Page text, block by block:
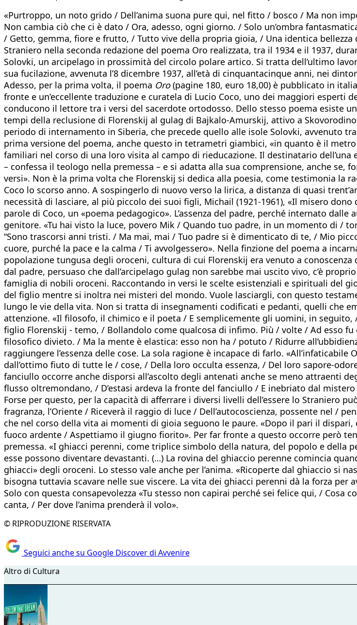
«Purtroppo, un noto grido / Dell’anima suona pure qui, nel fitto / bosco / Ma non
Non cambia ciò che ci è dato / Ora, adesso, ogni giorno. / Solo un’ombra
/ Getto, gemma, fiore e frutto, / Tutto vive della propria gioia, / Una identica
Straniero nella seconda redazione del poema Oro realizzata, tra il 1934 e il 1937,
Solovki, un arcipelago in prossimità del circolo polare artico. Si tratta dell’ultimo
sua fucilazione, avvenuta l’8 dicembre 1937, all’età di cinquantacinque anni, nei
Adesso, per la prima volta, il poema Oro(pagine 180, euro 18,00) è pubblicato in
fronte e un’eccellente traduzione e curatela di Lucio Coco, uno dei maggiori esperti
conducono il lettore tra i versi del sacerdote ortodosso. Dello stesso poema esiste
tempi della reclusione di Florenskij al gulag di Bajkalo-Amurskij, attivo a
periodo di internamento in Siberia, che precede quello alle isole Solovki, avvenuto
prima versione del poema, anche questo in tetrametri giambici, «in quanto è il
familiari nel corso di una loro visita al campo di rieducazione. Il destinatario
– confessa il teologo nella premessa – e si adatta alla sua comprensione, anche
versi». Non è la prima volta che Florenskij si dedica alla poesia, come testimonia la
Coco lo scorso anno. A sospingerlo di nuovo verso la lirica, a distanza di quasi
necessità di lasciare, al più piccolo dei suoi figli, Michail (1921-1961), «Il misero
parole di Coco, un «poema pedagogico». L’assenza del padre, perché internato
genitore. «Tu hai visto la luce, povero Mik / Quando tuo padre, in un momento di /
“Sono trascorsi anni tristi. / Ma mai, mai / Tuo padre si è dimenticato di te, / Mio
cuore, purché la pace e la calma / Ti avvolgessero». Nella finzione del poema a
popolazione tungusa degli oroceni, cultura di cui Florenskij era venuto a
dal padre, persuaso che dall’arcipelago gulag non sarebbe mai uscito vivo, c’è
famiglia di nobili oroceni. Raccontando in versi le scelte esistenziali e spirituali del
del figlio mentre si inoltra nei misteri del mondo. Vuole lasciargli, con questo
lungo le vie della vita. Non si tratta di insegnamenti codificati e pedanti, quelli che
attenzione. «Il filosofo, il chimico e il poeta / E semplicemente gli uomini, in
figlio Florenskij - temo, / Bollandolo come qualcosa di infimo. Più / volte / Ad esso
filosofico divieto. / Ma la mente è elastica: esso non ha / potuto / Ridurre
raggiungere l’essenza delle cose. La sola ragione è incapace di farlo.
dall’ottimo fiuto di tutte le / cose, / Della loro occulta essenza, / Del loro sapore-
fanciullo occorre anche disporsi all’ascolto degli antenati anche se meno attraenti
flusso oltremondano, / D’estasi ardeva la fronte del fanciullo / E inebriato dal
Forse per questo, per la capacità di afferrare i diversi livelli dell’essere lo Straniero
fragranza, l’Oriente / Riceverà il raggio di luce / Dell’autocoscienza, possente nel /
che nel corso della vita ai momenti di gioia seguono le paure. «Dopo il pari il
fuoco ardente / Aspettiamo il giugno fiorito». Per far fronte a questo occorre però
premessa. «I ghiacci perenni, come triplice simbolo della natura, del popolo e della
esse possono diventare devastanti. (…) La rovina del ghiaccio perenne comincia
ghiacci» degli oroceni. Lo stesso vale anche per l’anima. «Ricoperte dal ghiaccio si
bisogna tuttavia scavare nelle sue viscere. La vita dei ghiacci perenni dà la forza
Solo con questa consapevolezza «Tu stesso non capirai perché sei felice qui, /
canta, / Per dove l’anima prenderà il volo».
© RIPRODUZIONE RISERVATA
Seguici anche su Google Discover di Avvenire
Altro di Cultura